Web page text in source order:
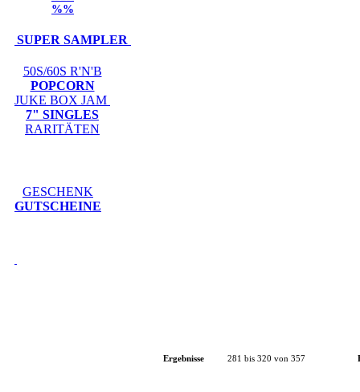
%%
SUPER SAMPLER
50S/60S R'N'B
POPCORN
JUKE BOX JAM
7" SINGLES
RARITÄTEN
GESCHENK
GUTSCHEINE
Ergebnisse 281 bis 320 von 357